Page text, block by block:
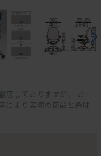
底しておりますが、 お
により実際の商品と色味